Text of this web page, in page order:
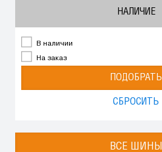
НАЛИЧИЕ
В наличии
На заказ
ПОДОБРАТЬ
СБРОСИТЬ
ВСЕ ШИНЫ